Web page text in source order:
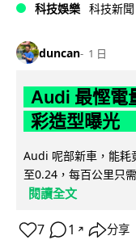
科技娛樂 科技新聞
duncan 1 日
Audi 最慳
彩造型曝光
Audi 呢部新車，能耗
至0.24，每百公里只
閱讀全文
7 1 ↗ 分享